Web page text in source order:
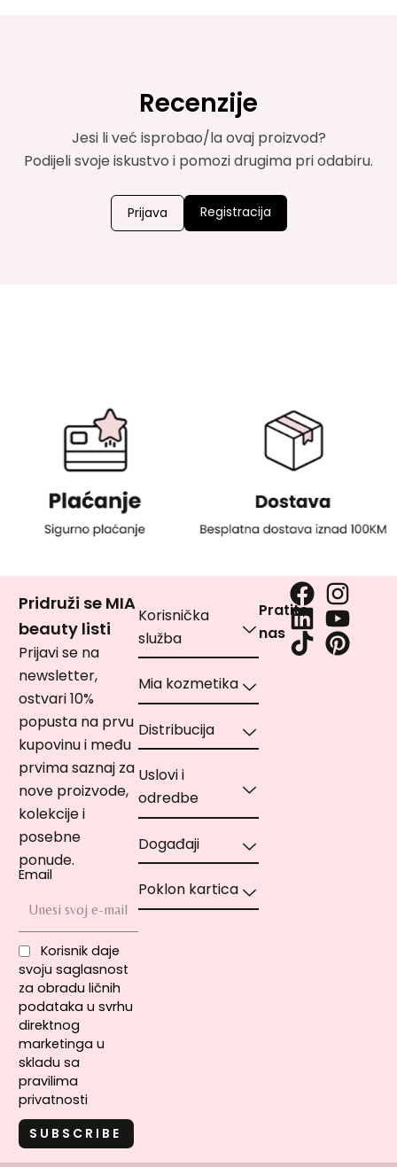
Recenzije
Jesi li već isprobao/la ovaj proizvod?
Podijeli svoje iskustvo i pomozi drugima pri odabiru.
Prijava Registracija
Pridruži se MIA
beauty listi
Prijavi se na
newsletter,
ostvari 10%
popusta na prvu
kupovinu i među
prvima saznaj za
nove proizvode,
kolekcije i
posebne
ponude.
Email
Korisnik daje
svoju saglasnost
za obradu ličnih
podataka u svrhu
direktnog
marketinga u
skladu sa
pravilima
privatnosti
Korisnička
služba
Mia kozmetika
Distribucija
Uslovi i
odredbe
Događaji
Poklon kartica
Pratite
nas